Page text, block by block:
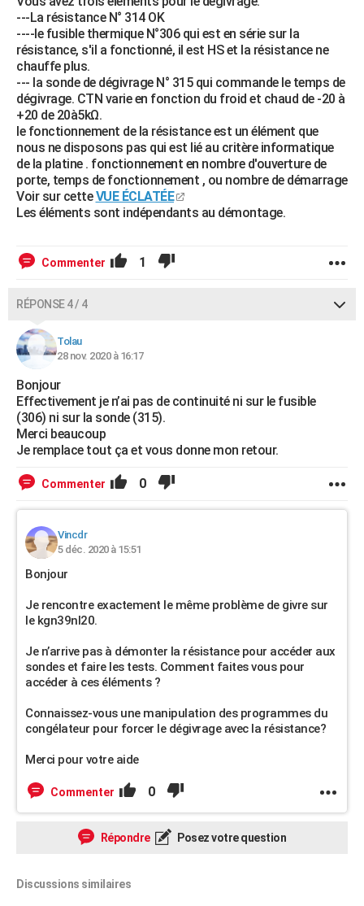
---La résistance N° 314 OK
----le fusible thermique N°306 qui est en série sur la
résistance, s'il a fonctionné, il est HS et la résistance ne
chauffe plus.
--- la sonde de dégivrage N° 315 qui commande le temps de
dégivrage. CTN varie en fonction du froid et chaud de -20 à
+20 de 20à5kΩ.
le fonctionnement de la résistance est un élément que
nous ne disposons pas qui est lié au critère informatique
de la platine . fonctionnement en nombre d'ouverture de
porte, temps de fonctionnement , ou nombre de démarrage
Voir sur cetteVUE ÉCLATÉE
Les éléments sont indépendants au démontage.
Commenter 1
RÉPONSE 4 / 4
Tolau
28 nov. 2020 à 16:17
Bonjour
Effectivement je n’ai pas de continuité ni sur le fusible
(306) ni sur la sonde (315).
Merci beaucoup
Je remplace tout ça et vous donne mon retour.
Commenter 0
Vincdr
5 déc. 2020 à 15:51
Bonjour
Je rencontre exactement le même problème de givre sur
le kgn39nl20.
Je n’arrive pas à démonter la résistance pour accéder aux
sondes et faire les tests. Comment faites vous pour
accéder à ces éléments ?
Connaissez-vous une manipulation des programmes du
congélateur pour forcer le dégivrage avec la résistance?
Merci pour votre aide
Commenter 0
Répondre Posez votre question
Discussions similaires